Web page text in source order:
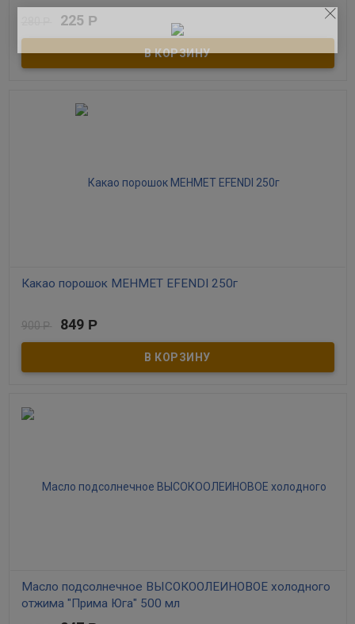
В наличии
Натуральный, обжаренный, исключительно мелкого помола.
Идеален для приготовления в турке либо кофеварке по-турецки.
225 Р
Какао порошок MEHMET EFENDI 250г
В наличии
100% какао порошок, без добавления ароматизаторов.
Утонченный аромат и богатый бархатный вкус с пряными
900Р 849 Р
Масло подсолнечное ВЫСОКООЛЕИНОВОЕ холодного
отжима "Прима Юга" 500 мл